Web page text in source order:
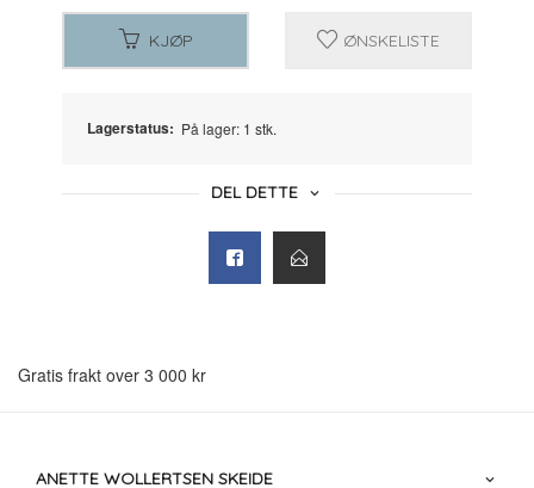
KJØP ØNSKELISTE
Lagerstatus: På lager: 1 stk.
DEL DETTE
Gratis frakt over 3 000 kr
ANETTE WOLLERTSEN SKEIDE